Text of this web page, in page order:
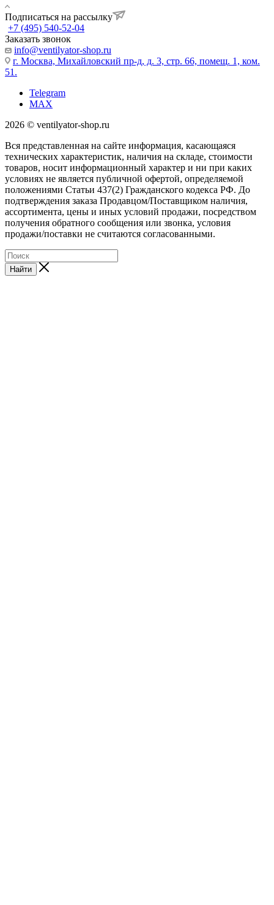
Подписаться на рассылку
+7 (495) 540-52-04
Заказать звонок
info@ventilyator-shop.ru
г. Москва, Михайловский пр-д, д. 3, cтр. 66, помещ. 1, ком.
51.
Telegram
MAX
2026 © ventilyator-shop.ru
Вся представленная на сайте информация, касающаяся
технических характеристик, наличия на складе, стоимости
товаров, носит информационный характер и ни при каких
условиях не является публичной офертой, определяемой
положениями Статьи 437(2) Гражданского кодекса РФ. До
подтверждения заказа Продавцом/Поставщиком наличия,
ассортимента, цены и иных условий продажи, посредством
получения обратного сообщения или звонка, условия
продажи/поставки не считаются согласованными.
Найти